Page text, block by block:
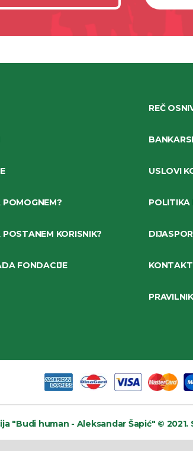
POMOGNEM?
KORISNIK?
FONDACIJE
REČ
USLOVI
POLITIKA
KONTAKT
PRAVILNIK
"Budi human - Aleksandar Šapić" © 2021.